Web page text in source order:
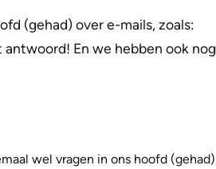
(gehad) over e-mails, zoals:
En we hebben ook nog
wel vragen in ons hoofd (gehad)